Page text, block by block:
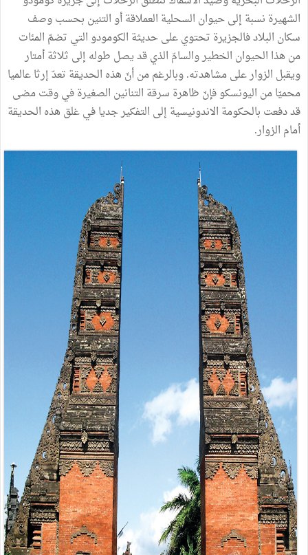
الشهيرة نسبة إلى حيوان السحلية العملاقة أو التنين بحسب وصف
سكان البلاد فالجزيرة تحتوي على حديثة الكومودو التي تضمّ المئات
من هذا الحيوان الخطير والسامّ الذي قد يصل طوله إلى ثلاثة أمتار
ويقبل الزوار على مشاهدته. وبالرغم من أنّ هذه الحديقة تعدّ إرثا عالميا
محميّا من اليونسكو فإنّ ظاهرة سرقة التنانين الصغيرة في وقت مضى
قد دفعت بالحكومة الاندونيسية إلى التفكير جديا في غلق هذه الحديقة
أمام الزوار.